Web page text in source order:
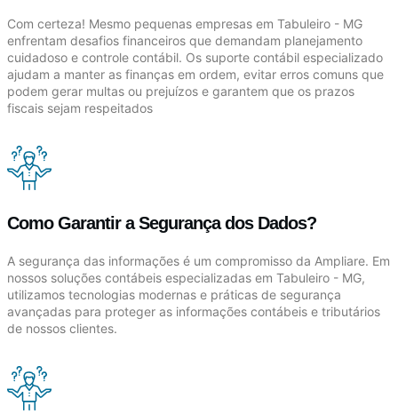
Com certeza! Mesmo pequenas empresas em Tabuleiro - MG
enfrentam desafios financeiros que demandam planejamento
cuidadoso e controle contábil. Os suporte contábil especializado
ajudam a manter as finanças em ordem, evitar erros comuns que
podem gerar multas ou prejuízos e garantem que os prazos
fiscais sejam respeitados
Como Garantir a Segurança dos Dados?
A segurança das informações é um compromisso da Ampliare. Em
nossos soluções contábeis especializadas em Tabuleiro - MG,
utilizamos tecnologias modernas e práticas de segurança
avançadas para proteger as informações contábeis e tributários
de nossos clientes.